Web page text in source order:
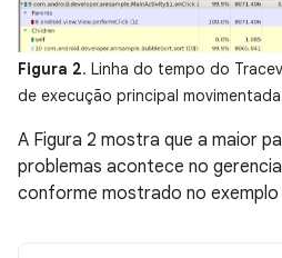
Figura 2. Linha do tempo do
de execução principal
A Figura 2 mostra que a maior
problemas acontece no
conforme mostrado no